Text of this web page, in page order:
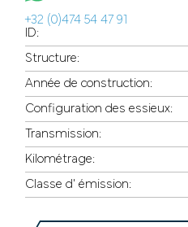
+32 (0)474 54 47 91
ID:
Structure:
Année de construction:
Configuration des essieux:
Transmission:
Kilométrage:
Classe d' émission: